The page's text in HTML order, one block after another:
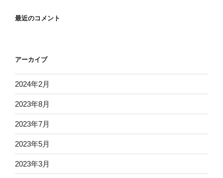
最近のコメント
アーカイブ
2024年2月
2023年8月
2023年7月
2023年5月
2023年3月